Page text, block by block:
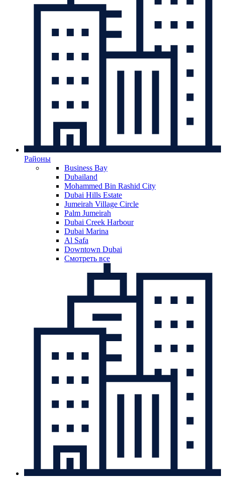
Районы
Business Bay
Dubailand
Mohammed Bin Rashid City
Dubai Hills Estate
Jumeirah Village Circle
Palm Jumeirah
Dubai Creek Harbour
Dubai Marina
Al Safa
Downtown Dubai
Смотреть все